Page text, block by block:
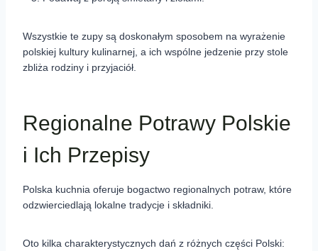
Wszystkie te zupy są doskonałym sposobem na wyrażenie
polskiej kultury kulinarnej, a ich wspólne jedzenie przy stole
zbliża rodziny i przyjaciół.
Regionalne Potrawy Polskie
i Ich Przepisy
Polska kuchnia oferuje bogactwo regionalnych potraw, które
odzwierciedlają lokalne tradycje i składniki.
Oto kilka charakterystycznych dań z różnych części Polski: